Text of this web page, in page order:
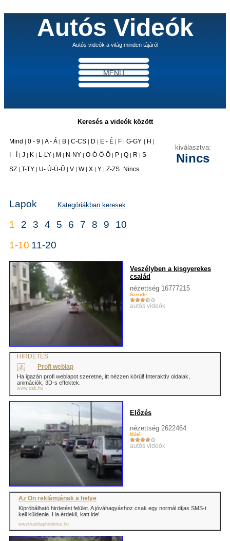
Autós Videók
Autós videók a világ minden tájáról
Keresés a videók között
Mind | 0 - 9 | A - Á | B | C-CS | D | E - É | F | G-GY | H |
I - Í | J | K | L-LY | M | N-NY | O-Ó-Ö-Ő | P | Q | R | S-
SZ | T-TY | U- Ú-Ü-Ű | V | W | X | Y | Z-ZS Nincs
kiválasztva:
Nincs
Lapok Kategóriákban keresek
1 2 3 4 5 6 7 8 9
10
1-10 11-20
Veszélyben a kisgyerekes
család
nézettség 16777215
Szende
autós videók
HIRDETÉS
Profi weblap
Ha igazán profi weblapot szeretne, itt nézzen körül! Interaktív oldalak,
animációk, 3D-s effektek.
www.oab.hu
Előzés
nézettség 2622464
Máté
autós videók
Az Ön reklámjának a helye
Kipróbálható hirdetési felület. A jóváhagyáshoz csak egy normál díjas SMS-t
kell küldenie. Ha érdekli, katt ide!
www.weblaphirdetes.hu